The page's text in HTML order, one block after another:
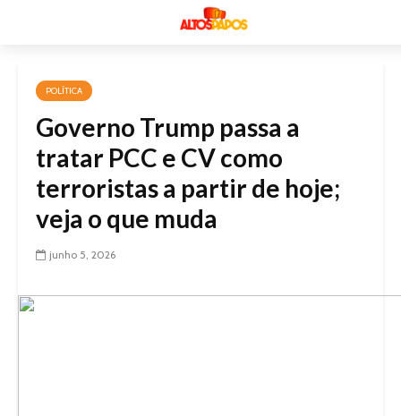
POLÍTICA
Governo Trump passa a
tratar PCC e CV como
terroristas a partir de hoje;
veja o que muda
junho 5, 2026